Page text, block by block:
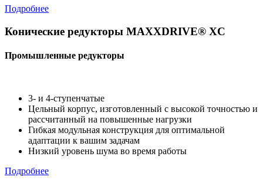
Подробнее
Конические редукторы MAXXDRIVE® XC
Промышленные редукторы
3- и 4-ступенчатые
Цельный корпус, изготовленный с высокой точностью и
рассчитанный на повышенные нагрузки
Гибкая модульная конструкция для оптимальной
адаптации к вашим задачам
Низкий уровень шума во время работы
Подробнее